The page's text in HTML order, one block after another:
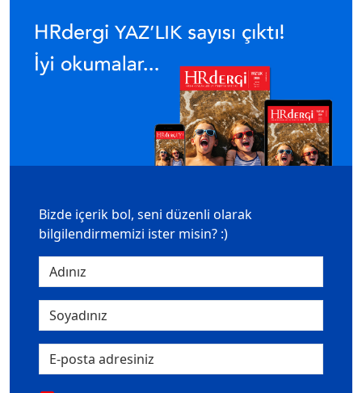
Bizde içerik bol, seni düzenli olarak
bilgilendirmemizi ister misin? :)